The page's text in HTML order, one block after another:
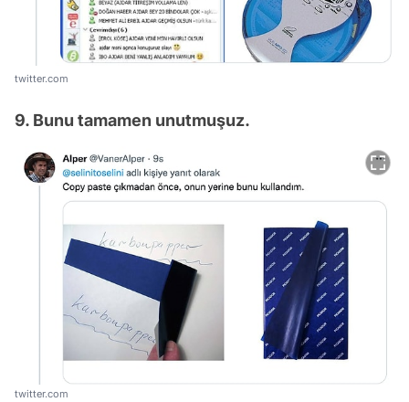
twitter.com
9. Bunu tamamen unutmuşuz.
twitter.com